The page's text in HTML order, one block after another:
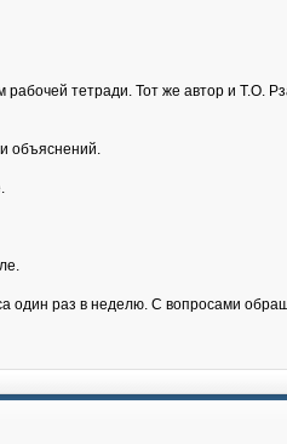
тетради. Тот же автор и Т.О.
объяснений.
один раз в неделю. С вопросами